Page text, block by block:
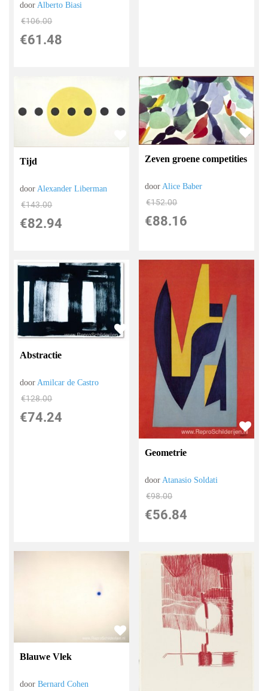
doorAlberto Biasi
€106.00
€61.48
Tijd
door Alexander Liberman
€143.00
€82.94
Zeven groene competities
doorAlice Baber
€152.00
€88.16
Abstractie
door Amilcar de Castro
€128.00
€74.24
Geometrie
door Atanasio Soldati
€98.00
€56.84
Blauwe Vlek
doorBernard Cohen